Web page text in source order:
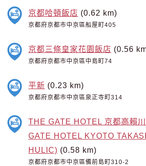
京都哈頓飯店 (0.62 km)
京都府京都市中京區船屋町405
京都三條皇家花園飯店 (0.56
京都府京都市中京區中島町74
平新 (0.23 km)
京都府京都市中京區泉正寺町314
THE GATE HOTEL 京都高賴
GATE HOTEL KYOTO
HULIC) (0.58 km)
京都府京都市中京區備前島町310-2